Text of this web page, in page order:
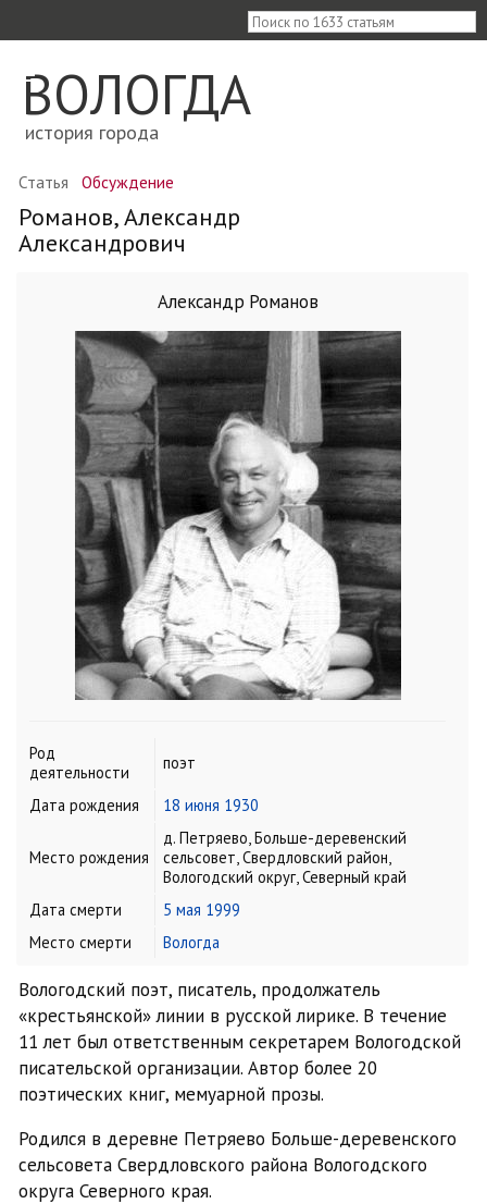
ВОЛОГДА
история города
≡
Статья Обсуждение
Романов, Александр
Александрович
Александр Романов
Род
деятельности
поэт
Дата рождения 18 июня 1930
Место рождения
д. Петряево, Больше-деревенский
сельсовет, Свердловский район,
Вологодский округ, Северный край
Дата смерти
5 мая 1999
Место смерти
Вологда
Вологодский поэт, писатель, продолжатель
«крестьянской» линии в русской лирике. В течение
11 лет был ответственным секретарем Вологодской
писательской организации. Автор более 20
поэтических книг, мемуарной прозы.
Родился в деревне Петряево Больше-деревенского
сельсовета Свердловского района Вологодского
округа Северного края.